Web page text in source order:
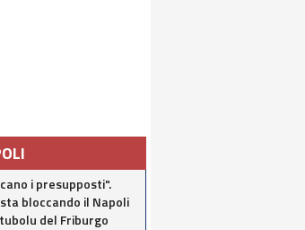
i presupposti".
bloccando il Napoli
del Friburgo